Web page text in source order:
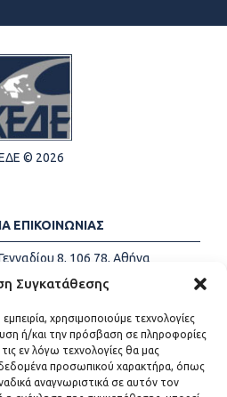
Συγκατάθεσης
χρησιμοποιούμε τεχνολογίες
ή/και την πρόσβαση σε πληροφορίες
εν λόγω τεχνολογίες θα μας
δεδομένα προσωπικού χαρακτήρα, όπως
αναγνωριστικά σε αυτόν τον
© 2026
ΕΠΙΚΟΙΝΩΝΙΑΣ
8, 106 78, Αθήνα
+30 213-2147500
info@kede.gr
ΣΥΝΔΕΣΜΟΙ